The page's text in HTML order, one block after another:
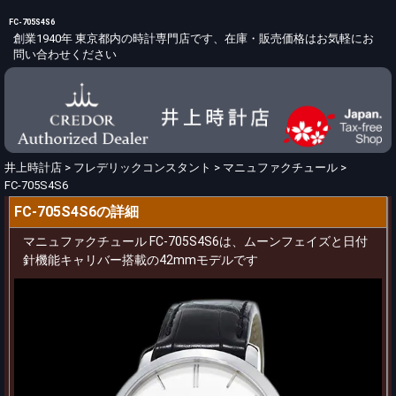
FC-705S4S6
創業1940年 東京都内の時計専門店です、在庫・販売価格はお気軽にお
問い合わせください
井上時計店 > フレデリックコンスタント > マニュファクチュール >
FC-705S4S6
FC-705S4S6の詳細
マニュファクチュール FC-705S4S6は、ムーンフェイズと日付
針機能キャリバー搭載の42mmモデルです